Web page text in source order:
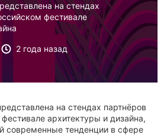
на стендах
фестивале
2 года назад
на стендах партнёров
архитектуры и дизайна,
современные тенденции в сфере